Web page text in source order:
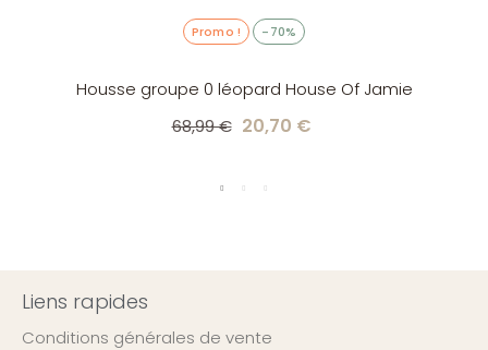
Promo ! -70%
Housse groupe 0 léopard House Of Jamie
68,99 € 20,70 €
Liens rapides
Conditions générales de vente